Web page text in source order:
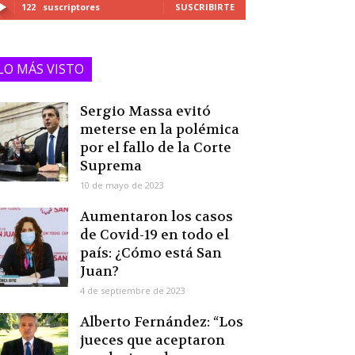
122 suscriptores SUSCRIBIRTE
MÁS VISTO
Sergio Massa evitó
meterse en la polémica
por el fallo de la Corte
Suprema
10 de mayo de 2023
Aumentaron los casos
de Covid-19 en todo el
país: ¿Cómo está San
Juan?
4 de septiembre de 2023
Alberto Fernández: “Los
jueces que aceptaron